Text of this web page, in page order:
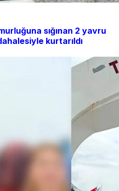
sığınan 2 yavru
kurtarıldı